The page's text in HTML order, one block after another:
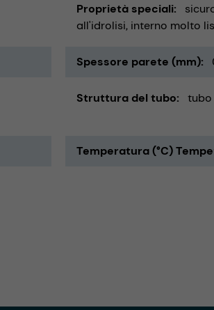
Proprietà speciali
all'idrolisi interno molto
Spessore parete (mm)
Struttura del tubo
Temperatura (°C)